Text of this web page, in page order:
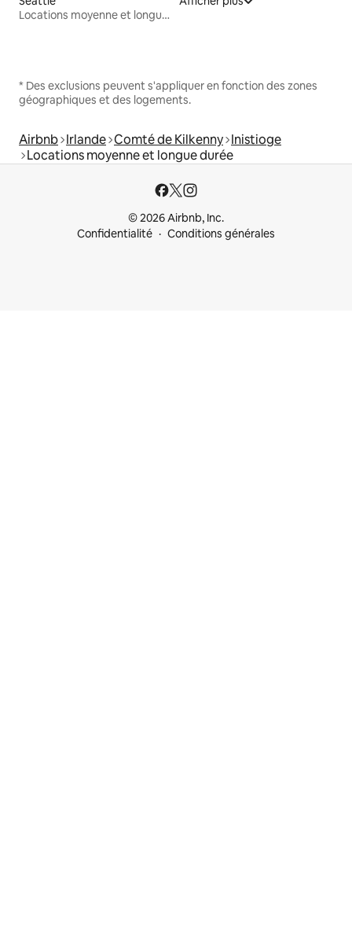
Locations moyenne et longue durée
* Des exclusions peuvent s'appliquer en fonction des zones
géographiques et des logements.
Airbnb Irlande Comté de Kilkenny Inistioge
Locations moyenne et longue durée
© 2026 Airbnb, Inc.
Confidentialité
Conditions générales